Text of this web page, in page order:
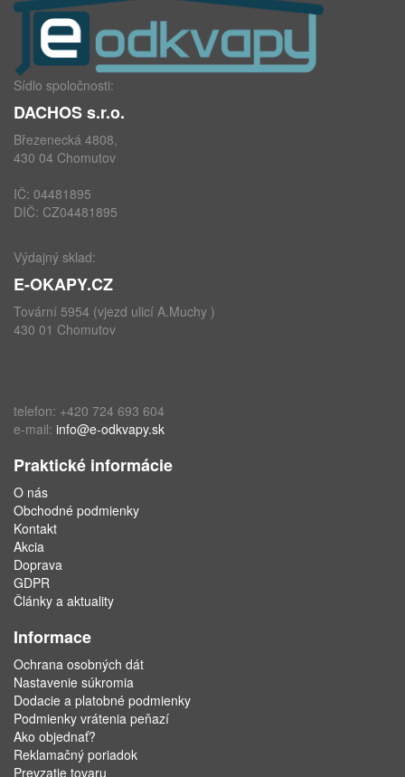
Sídlo spoločnosti:
DACHOS s.r.o.
Březenecká 4808,
430 04 Chomutov
IČ: 04481895
DIČ: CZ04481895
Výdajný sklad:
E-OKAPY.CZ
Tovární 5954 (vjezd ulicí A.Muchy )
430 01 Chomutov
telefon: +420 724 693 604
e-mail: info@e-odkvapy.sk
Praktické informácie
O nás
Obchodné podmienky
Kontakt
Akcia
Doprava
GDPR
Články a aktuality
Informace
Ochrana osobných dát
Nastavenie súkromia
Dodacie a platobné podmienky
Podmienky vrátenia peňazí
Ako objednať?
Reklamačný poriadok
Prevzatie tovaru